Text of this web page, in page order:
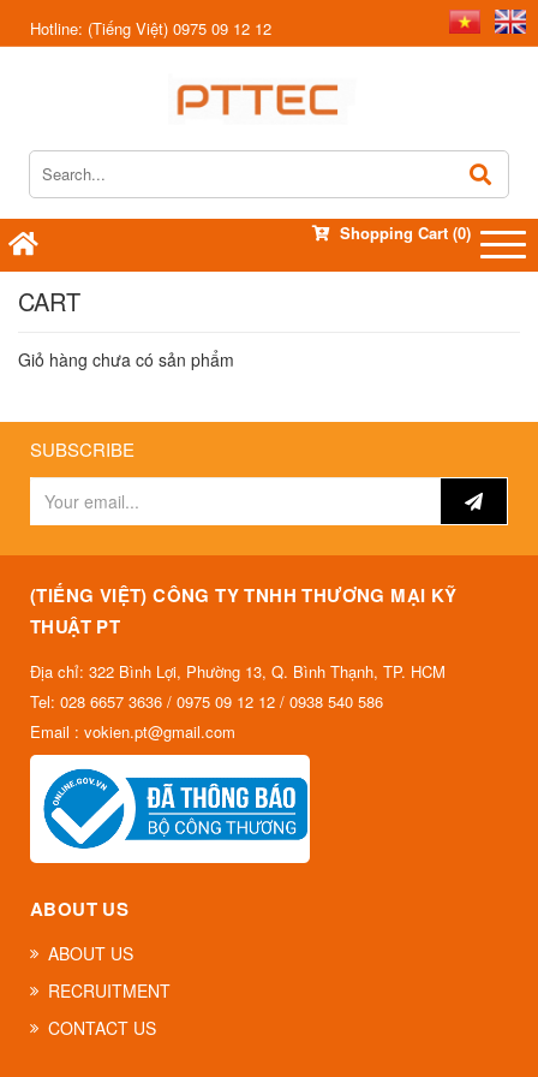
Hotline: (Tiếng Việt) 0975 09 12 12
Shopping Cart (0)
CART
Giỏ hàng chưa có sản phẩm
SUBSCRIBE
(TIẾNG VIỆT) CÔNG TY TNHH THƯƠNG MẠI KỸ
THUẬT PT
Địa chỉ: 322 Bình Lợi, Phường 13, Q. Bình Thạnh, TP. HCM
Tel: 028 6657 3636 / 0975 09 12 12 / 0938 540 586
Email : vokien.pt@gmail.com
ABOUT US
ABOUT US
RECRUITMENT
CONTACT US